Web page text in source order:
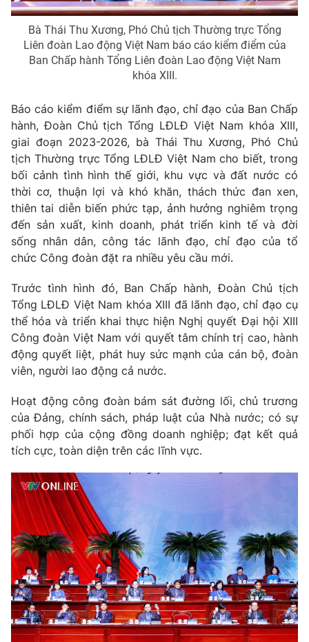
Ðiện thoại Thời báo VTV:024.66 897 897
Email:toasoan@vtv.vn
Liên hệ quảng cáo:024-7300.7108
® Cấm sao chép dưới mọi hình thức nếu không có sự chấp
thuận bằng văn bản. Ghi rõ nguồn VTV.vn khi phát hành lại
thông tin từ website này.
Bà Thái Thu Xương, Phó Chủ tịch Thường trực Tổng
Liên đoàn Lao động Việt Nam báo cáo kiểm điểm của
Ban Chấp hành Tổng Liên đoàn Lao động Việt Nam
khóa XIII.
Báo cáo kiểm điểm sự lãnh đạo, chỉ đạo của Ban Chấp
hành, Đoàn Chủ tịch Tổng LĐLĐ Việt Nam khóa XIII,
giai đoạn 2023-2026, bà Thái Thu Xương, Phó Chủ
tịch Thường trực Tổng LĐLĐ Việt Nam cho biết, trong
bối cảnh tình hình thế giới, khu vực và đất nước có
thời cơ, thuận lợi và khó khăn, thách thức đan xen,
thiên tai diễn biến phức tạp, ảnh hưởng nghiêm trọng
đến sản xuất, kinh doanh, phát triển kinh tế và đời
sống nhân dân, công tác lãnh đạo, chỉ đạo của tổ
chức Công đoàn đặt ra nhiều yêu cầu mới.
Trước tình hình đó, Ban Chấp hành, Đoàn Chủ tịch
Tổng LĐLĐ Việt Nam khóa XIII đã lãnh đạo, chỉ đạo cụ
thể hóa và triển khai thực hiện Nghị quyết Đại hội XIII
Công đoàn Việt Nam với quyết tâm chính trị cao, hành
động quyết liệt, phát huy sức mạnh của cán bộ, đoàn
viên, người lao động cả nước.
Hoạt động công đoàn bám sát đường lối, chủ trương
của Đảng, chính sách, pháp luật của Nhà nước; có sự
phối hợp của cộng đồng doanh nghiệp; đạt kết quả
tích cực, toàn diện trên các lĩnh vực.